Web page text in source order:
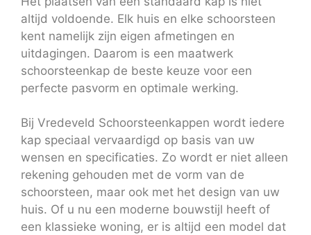
altijd voldoende. Elk huis en elke schoorsteen
kent namelijk zijn eigen afmetingen en
uitdagingen. Daarom is een maatwerk
schoorsteenkap de beste keuze voor een
perfecte pasvorm en optimale werking.
Bij Vredeveld Schoorsteenkappen wordt iedere
kap speciaal vervaardigd op basis van uw
wensen en specificaties. Zo wordt er niet alleen
rekening gehouden met de vorm van de
schoorsteen, maar ook met het design van uw
huis. Of u nu een moderne bouwstijl heeft of
een klassieke woning, er is altijd een model dat